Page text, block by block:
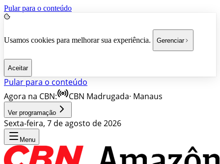
Pular para o conteúdo
Usamos cookies para melhorar sua experiência. Gerenciar
Aceitar
Pular para o conteúdo
Agora na CBN:
CBN Madrugada· Manaus
Ver programação
Sexta-feira, 7 de agosto de 2026
Menu